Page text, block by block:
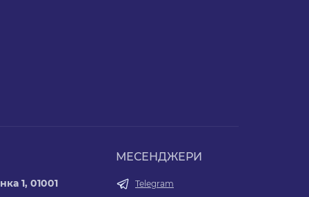
1, 01001
МЕСЕНДЖЕРИ
Telegram